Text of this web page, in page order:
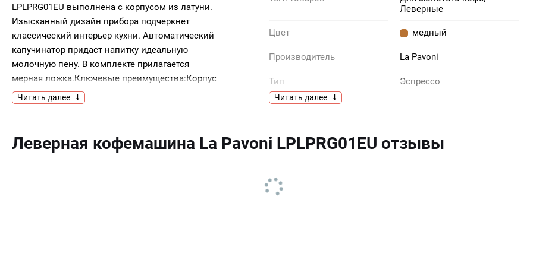
LPLPRG01EU выполнена с корпусом из латуни.
Изысканный дизайн прибора подчеркнет
классический интерьер кухни. Автоматический
капучинатор придаст напитку идеальную
молочную пену. В комплекте прилагается
мерная ложка.Ключевые преимущества:Корпус
из латуниИзысканный дизайнМерная ложка
в комплкте
Читать далее
Леверные
Цвет медный
Производитель La Pavoni
Тип Эспрессо
Объем, чашек
Функции приготовления
автоматической
Читать далее
Леверная кофемашина La Pavoni LPLPRG01EU отзывы